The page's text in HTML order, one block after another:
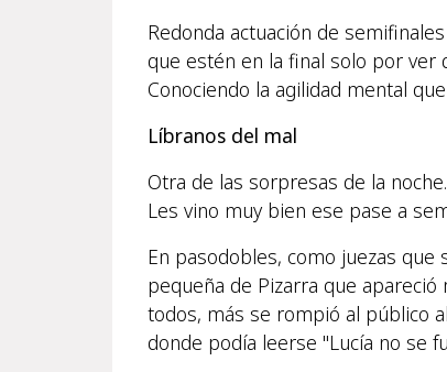
Redonda actuación de
que estén en la final solo por ver
Conociendo la agilidad mental
Líbranos del mal
Otra de las sorpresas de la
Les vino muy bien ese pase a
En pasodobles, como juezas que
pequeña de Pizarra que
todos, más se rompió al público
donde podía leerse "Lucía no se